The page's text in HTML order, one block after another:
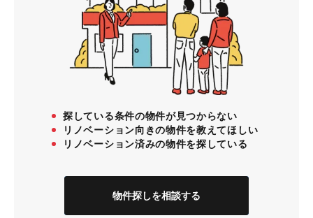
探している条件の物件が見つからない
リノベーション向きの物件を教えてほしい
リノベーション済みの物件を探している
物件探しを相談する